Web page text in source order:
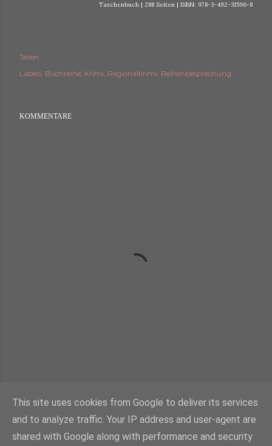
Taschenbuch | 288 Seiten | ISBN: 978-3-492-31596-8
Teilen
Labels: Buchreihe Krimi Regionalkrimi Reihenbesprechung
KOMMENTARE
This site uses cookies from Google to deliver its services
and to analyze traffic. Your IP address and user-agent are
shared with Google along with performance and security